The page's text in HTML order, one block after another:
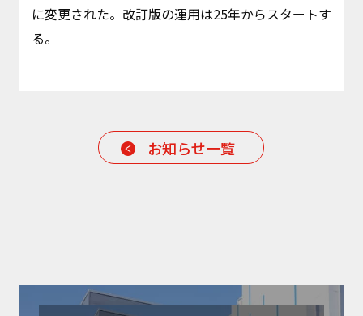
に変更された。改訂版の運用は25年からスタートす
る。
お知らせ一覧